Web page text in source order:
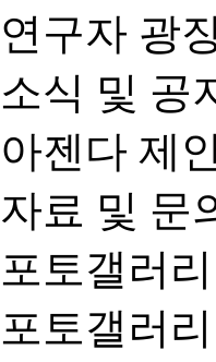
연구자 광
소식 및 공
아젠다 제
자료 및 문
포토갤러리
포토갤러리